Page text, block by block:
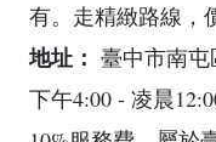
有。走精緻路線，
地址： 臺中市南屯
下午4:00 - 凌晨